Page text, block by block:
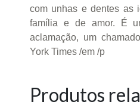
com unhas e dentes as
família e de amor. É
aclamação, um
York Times /em /p
Produtos